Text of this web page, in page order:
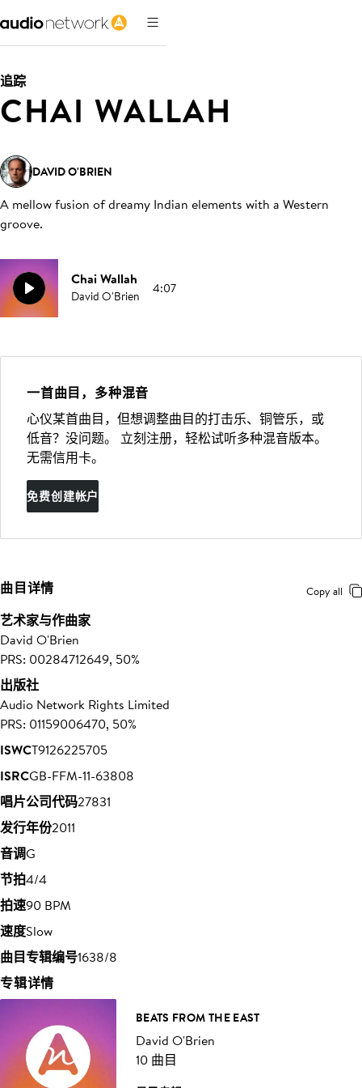
追踪
CHAI WALLAH
DAVID O'BRIEN
A mellow fusion of dreamy Indian elements with a Western
groove.
Chai Wallah
David O'Brien 4:07
一首曲目，多种混音
心仪某首曲目，但想调整曲目的打击乐、铜管乐，或
低音？没问题。 立刻注册，轻松试听多种混音版本。
无需信用卡。
免费创建帐户
曲目详情 Copy all
艺术家与作曲家
David O'Brien
PRS: 00284712649, 50%
出版社
Audio Network Rights Limited
PRS: 01159006470, 50%
ISWCT9126225705
ISRCGB-FFM-11-63808
唱片公司代码27831
发行年份2011
音调G
节拍4/4
拍速90 BPM
速度Slow
曲目专辑编号1638/8
专辑详情
BEATS FROM THE EAST
David O'Brien
10 曲目